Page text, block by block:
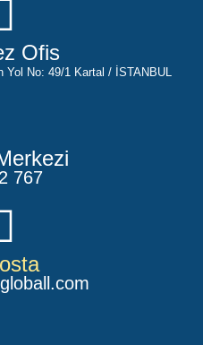
Ofis
Yol No: 49/1 Kartal / İSTANBUL
767